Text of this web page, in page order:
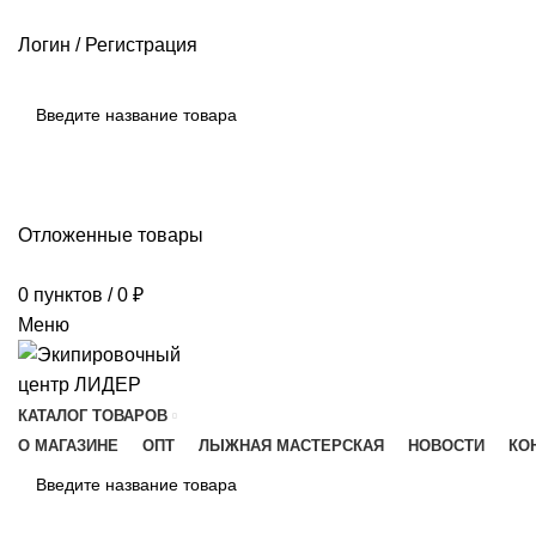
Логин / Регистрация
Отложенные товары
0 пунктов / 0 ₽
Меню
КАТАЛОГ ТОВАРОВ
О МАГАЗИНЕ
ОПТ ЛЫЖНАЯ МАСТЕРСКАЯ НОВОСТИ